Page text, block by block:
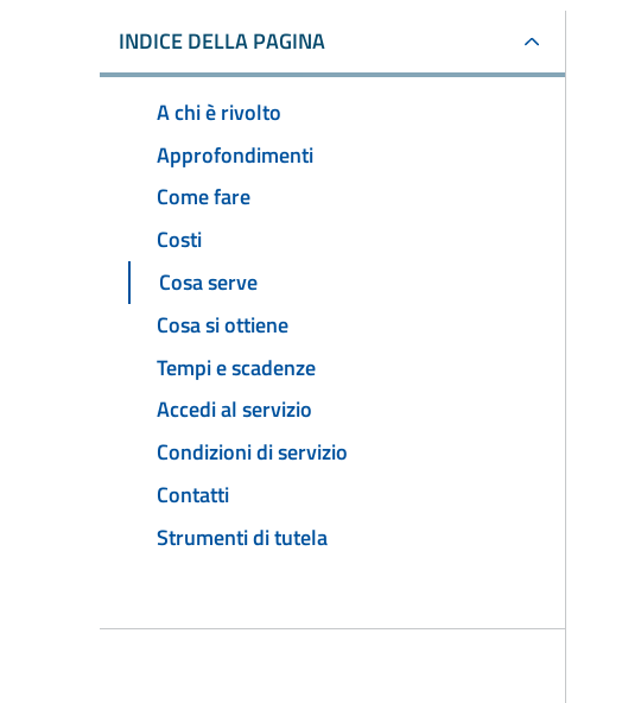
INDICE DELLA PAGINA
A chi è rivolto
Approfondimenti
Come fare
Costi
Cosa serve
Cosa si ottiene
Tempi e scadenze
Accedi al servizio
Condizioni di servizio
Contatti
Strumenti di tutela